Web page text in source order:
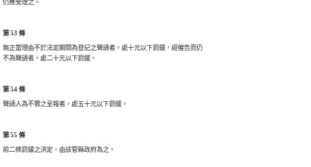
仍應受理之。
第 53 條
無正當理由不於法定期間為登記之聲請者，處十元以下罰鍰，經催告而仍
不為聲請者，處二十元以下罰鍰。
第 54 條
聲請人為不實之呈報者，處五十元以下罰鍰。
第 55 條
前二條罰鍰之決定，由該管縣政府為之。